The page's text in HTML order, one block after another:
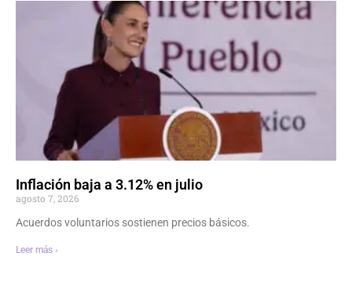
Inflación baja a 3.12% en julio
agosto 7, 2026
Acuerdos voluntarios sostienen precios básicos.
Leer más ›